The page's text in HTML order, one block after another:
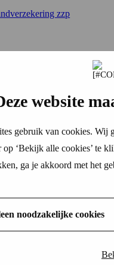
website
gebruik van cookies.
‘Bekijk alle cookies’ te
ga je akkoord met het
noodzakelijke cookies
zzp
eerlijk advies
& eerlijk advies.
als blijkt dat u
oplopen.